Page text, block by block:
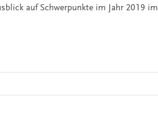
auf Schwerpunkte im Jahr 2019 im